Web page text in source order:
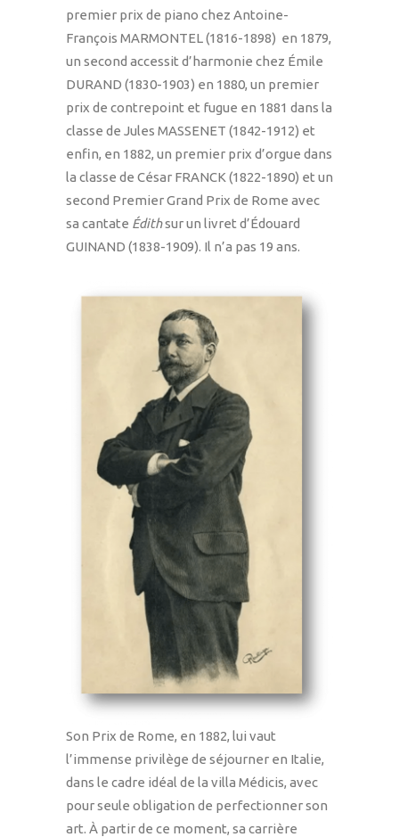
premier prix de piano chez Antoine-
François MARMONTEL (1816-1898) en 1879,
un second accessit d’harmonie chez Émile
DURAND (1830-1903) en 1880, un premier
prix de contrepoint et fugue en 1881 dans la
classe de Jules MASSENET (1842-1912) et
enfin, en 1882, un premier prix d’orgue dans
la classe de César FRANCK (1822-1890) et un
second Premier Grand Prix de Rome avec
sa cantate Édithsur un livret d’Édouard
GUINAND (1838-1909). Il n’a pas 19 ans.
Son Prix de Rome, en 1882, lui vaut
l’immense privilège de séjourner en Italie,
dans le cadre idéal de la villa Médicis, avec
pour seule obligation de perfectionner son
art. À partir de ce moment, sa carrière